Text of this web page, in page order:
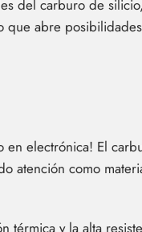
del carburo de
abre
electrónica! El
atención como
y la alta